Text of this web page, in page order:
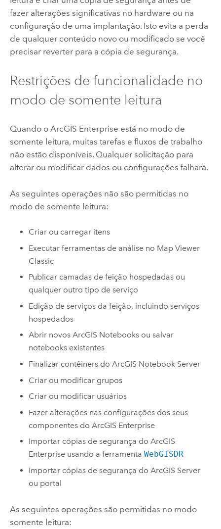
fazer alterações significativas no hardware ou na
configuração de uma implantação. Isto evita a perda
de qualquer conteúdo novo ou modificado se você
precisar reverter para a cópia de segurança.
Restrições de funcionalidade no
modo de somente leitura
Quando o ArcGIS Enterprise está no modo de
somente leitura, muitas tarefas e fluxos de trabalho
não estão disponíveis. Qualquer solicitação para
alterar ou modificar dados ou configurações falhará.
As seguintes operações não são permitidas no
modo de somente leitura:
Criar ou carregar itens
Executar ferramentas de análise no Map Viewer
Classic
Publicar camadas de feição hospedadas ou
qualquer outro tipo de serviço
Edição de serviços da feição, incluindo serviços
hospedados
Abrir novosArcGIS Notebooks ou salvar
notebooks existentes
Finalizar contêiners doArcGIS Notebook Server
Criar ou modificar grupos
Criar ou modificar usuários
Fazer alterações nas configurações dos seus
componentes doArcGIS Enterprise
Importar cópias de segurança doArcGIS
Enterprise usando a ferramentaWebGISDR
Importar cópias de segurança doArcGIS Server
ou portal
As seguintes operações são permitidas no modo
somente leitura: